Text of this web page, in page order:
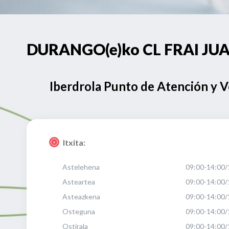
DURANGO(e)ko CL FRAI
Iberdrola Punto de Atención y
Itxita:
Astelehena
09:00-
Asteartea
09:00-
Asteazkena
09:00-
Osteguna
09:00-
Ostirala
09:00-